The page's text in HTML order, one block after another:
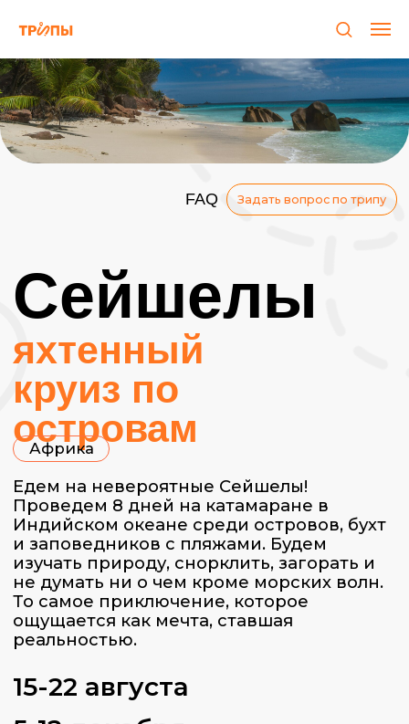
Едем на невероятные Сейшелы!
Проведем 8 дней на катамаране в
и заповедников с пляжами. Будем
изучать природу, снорклить, загорать и
не думать ни о чем кроме морских волн.
То самое приключение, которое
ощущается как мечта, ставшая
реальностью.
15-22 августа
5-12 декабря
Сейшелы
круиз по
островам
Забронировать
Задать вопрос по трипу
Африка